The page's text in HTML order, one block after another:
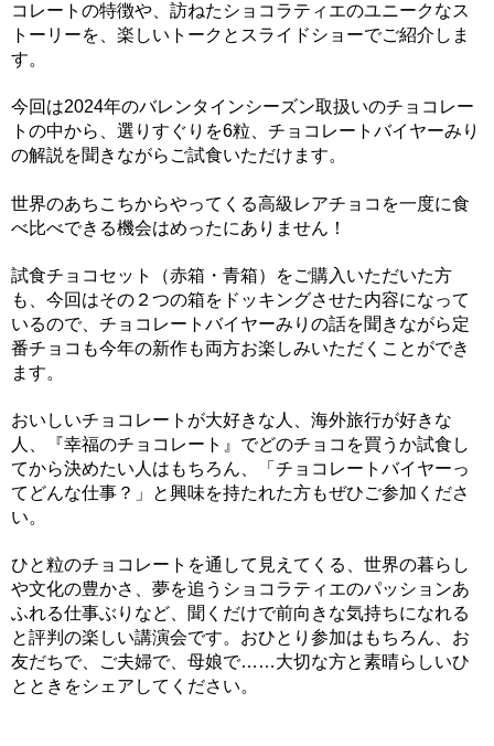
コレートの特徴や、訪ねたショコラティエのユニークなス
トーリーを、楽しいトークとスライドショーでご紹介しま
す。
今回は2024年のバレンタインシーズン取扱いのチョコレー
トの中から、選りすぐりを6粒、チョコレートバイヤーみり
の解説を聞きながらご試食いただけます。
世界のあちこちからやってくる高級レアチョコを一度に食
べ比べできる機会はめったにありません！
試食チョコセット（赤箱・青箱）をご購入いただいた方
も、今回はその２つの箱をドッキングさせた内容になって
いるので、チョコレートバイヤーみりの話を聞きながら定
番チョコも今年の新作も両方お楽しみいただくことができ
ます。
おいしいチョコレートが大好きな人、海外旅行が好きな
人、『幸福のチョコレート』でどのチョコを買うか試食し
てから決めたい人はもちろん、「チョコレートバイヤーっ
てどんな仕事？」と興味を持たれた方もぜひご参加くださ
い。
ひと粒のチョコレートを通して見えてくる、世界の暮らし
や文化の豊かさ、夢を追うショコラティエのパッションあ
ふれる仕事ぶりなど、聞くだけで前向きな気持ちになれる
と評判の楽しい講演会です。おひとり参加はもちろん、お
友だちで、ご夫婦で、母娘で……大切な方と素晴らしいひ
とときをシェアしてください。